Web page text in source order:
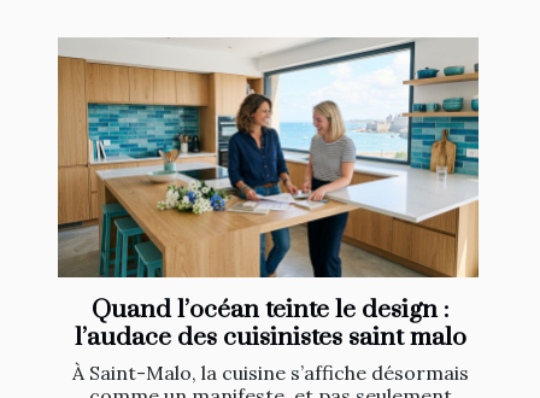
Quand l’océan teinte le design :
l’audace des cuisinistes saint malo
À Saint-Malo, la cuisine s’affiche désormais